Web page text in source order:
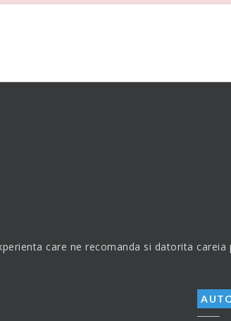
care ne recomanda si datorita